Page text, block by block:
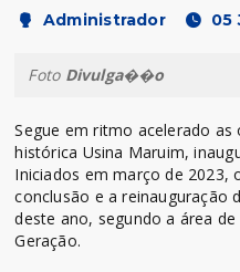
Administrador 05
Foto Divulga��o
Segue em ritmo acelerado as
histórica Usina Maruim,
Iniciados em março de 2023,
conclusão e a reinauguração
deste ano, segundo a área
Geração.